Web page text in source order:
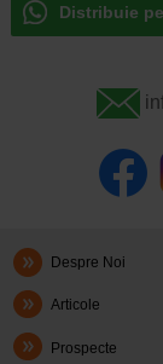
Distribuie
Despre Noi
Articole
Prospecte